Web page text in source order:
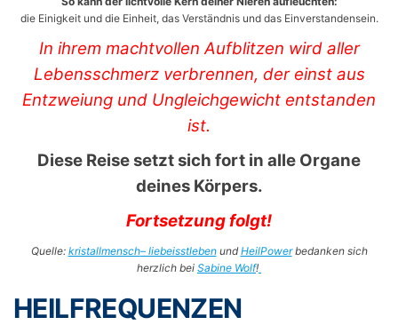
die Einigkeit und die Einheit, das Verständnis und das Einverstandensein.
In ihrem machtvollen Aufblitzen wird aller
Lebensschmerz verbrennen, der einst aus
Entzweiung und Ungleichgewicht entstanden
ist.
Diese Reise setzt sich fort in alle Organe
deines Körpers.
Fortsetzung folgt!
Quelle: kristallmensch– liebeisstlebenundHeilPowerbedanken sich
herzlich bei Sabine Wolf!
HEILFREQUENZEN